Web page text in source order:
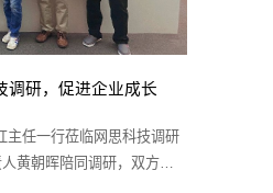
调研，促进企业成长
主任一行莅临网思科技调研
黄朝晖陪同调研，双方就